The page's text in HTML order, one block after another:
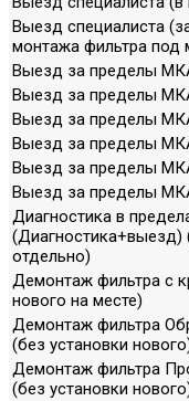
Выезд специалиста
монтажа фильтра
Выезд за пределы
Выезд за пределы
Выезд за пределы
Выезд за пределы
Выезд за пределы
Выезд за пределы
Диагностика в
(Диагностика+выезд)
отдельно)
Демонтаж фильтра с
нового на месте)
Демонтаж фильтра
(без установки
Демонтаж фильтра
(без установки